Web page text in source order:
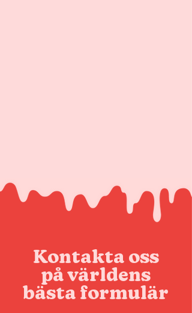
Kontakta oss
på världens
bästa formulär